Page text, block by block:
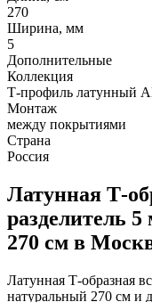
270
Ширина, мм
5
Дополнительные
Коллекция
Т-профиль латунный
Монтаж
между покрытиями
Страна
Россия
Латунная Т-
разделитель
270 см в
Латунная Т-образная
натуральный 270 см и